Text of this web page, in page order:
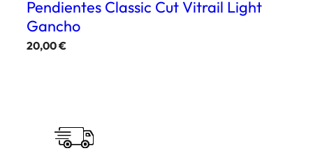
Pendientes Classic Cut Vitrail Light
Gancho
20,00€